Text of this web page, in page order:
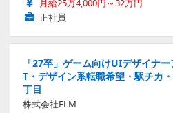
月給25万4,000円～32万円
正社員
「27卒」ゲーム向けUIデザイナ
T・デザイン系転職希望・駅チカ
丁目
株式会社ELM